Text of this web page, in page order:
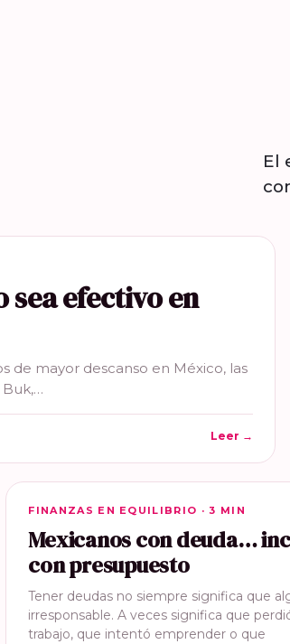
El
sea efectivo en
de mayor descanso en México, las
Leer →
FINANZAS EN EQUILIBRIO
FINANZAS EN EQUILIBRIO · 3 MIN
Mexicanos con deuda…
con presupuesto
Tener deudas no siempre significa que
irresponsable. A veces significa que
trabajo, que intentó emprender o que